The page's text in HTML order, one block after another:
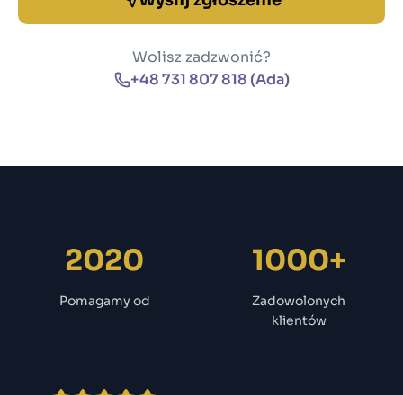
Wolisz zadzwonić?
+48 731 807 818 (Ada)
2020
Pomagamy od
1000+
Zadowolonych
klientów